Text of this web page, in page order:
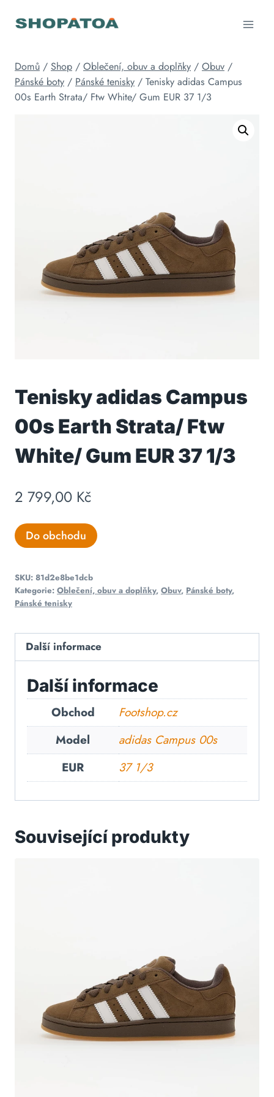
Domů / Shop / Oblečení, obuv a doplňky / Obuv /
Pánské boty / Pánské tenisky / Tenisky adidas Campus
00s Earth Strata/ Ftw White/ Gum EUR 37 1/3
Tenisky adidas Campus
00s Earth Strata/ Ftw
White/ Gum EUR 37 1/3
2 799,00 Kč
Do obchodu
SKU: 81d2e8be1dcb
Kategorie: Oblečení, obuv a doplňky, Obuv, Pánské boty,
Pánské tenisky
Další informace
Další informace
Obchod
Footshop.cz
Model
adidas Campus 00s
EUR
37 1/3
Související produkty